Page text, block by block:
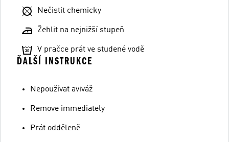
Nečistit chemicky
Žehlit na nejnižší stupeň
V pračce prát ve studené vodě
ĎALŠÍ INSTRUKCE
Nepoužívat aviváž
Remove immediately
Prát odděleně